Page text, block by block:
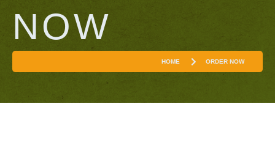
NOW
HOME ORDER NOW